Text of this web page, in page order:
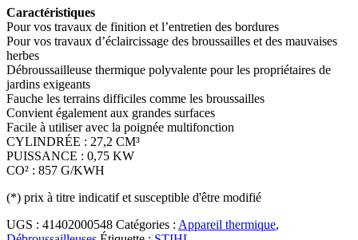
Caractéristiques
Pour vos travaux de finition et l’entretien des bordures
Pour vos travaux d’éclaircissage des broussailles et des mauvaises
herbes
Débroussailleuse thermique polyvalente pour les propriétaires de
jardins exigeants
Fauche les terrains difficiles comme les broussailles
Convient également aux grandes surfaces
Facile à utiliser avec la poignée multifonction
CYLINDRÉE : 27,2 CM³
PUISSANCE : 0,75 KW
CO² : 857 G/KWH
(*) prix à titre indicatif et susceptible d'être modifié
UGS : 41402000548 Catégories : Appareil thermique,